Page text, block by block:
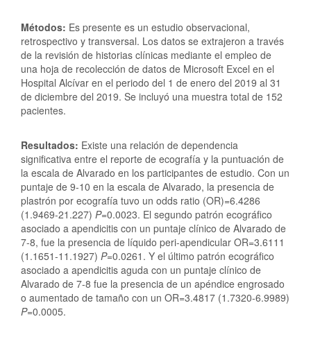
Métodos: Es presente es un estudio observacional,
retrospectivo y transversal. Los datos se extrajeron a través
de la revisión de historias clínicas mediante el empleo de
una hoja de recolección de datos de Microsoft Excel en el
Hospital Alcívar en el periodo del 1 de enero del 2019 al 31
de diciembre del 2019. Se incluyó una muestra total de 152
pacientes.
Resultados: Existe una relación de dependencia
significativa entre el reporte de ecografía y la puntuación de
la escala de Alvarado en los participantes de estudio. Con un
puntaje de 9-10 en la escala de Alvarado, la presencia de
plastrón por ecografía tuvo un odds ratio (OR)=6.4286
(1.9469-21.227) P=0.0023. El segundo patrón ecográfico
asociado a apendicitis con un puntaje clínico de Alvarado de
7-8, fue la presencia de líquido peri-apendicular OR=3.6111
(1.1651-11.1927) P=0.0261. Y el último patrón ecográfico
asociado a apendicitis aguda con un puntaje clínico de
Alvarado de 7-8 fue la presencia de un apéndice engrosado
o aumentado de tamaño con un OR=3.4817 (1.7320-6.9989)
P=0.0005.